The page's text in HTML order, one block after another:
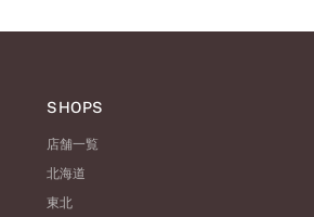
SHOPS
店舗一覧
北海道
東北